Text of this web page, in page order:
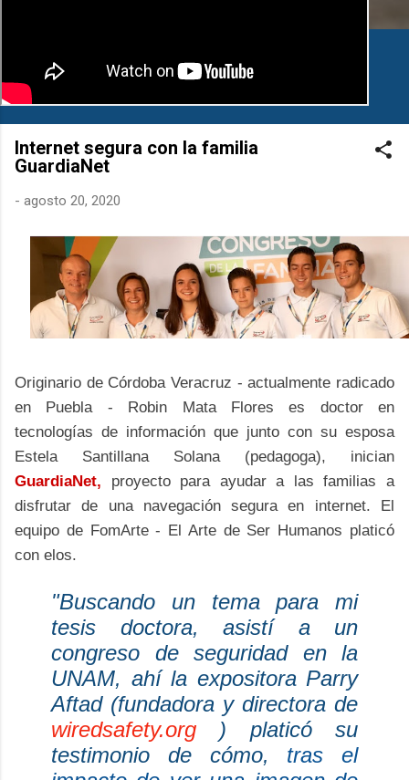
Internet segura con la familia
GuardiaNet
- agosto 20, 2020
Originario de Córdoba Veracruz - actualmente radicado
en Puebla - Robin Mata Flores es doctor en
tecnologías de información que junto con su esposa
Estela Santillana Solana (pedagoga), inician
GuardiaNet, proyecto para ayudar a las familias a
disfrutar de una navegación segura en internet. El
equipo de FomArte - El Arte de Ser Humanos platicó
con elos.
"Buscando un tema para mi
tesis doctora, asistí a un
congreso de seguridad en la
UNAM, ahí la expositora Parry
Aftad (fundadora y directora de
wiredsafety.org ) platicó su
testimonio de cómo, tras el